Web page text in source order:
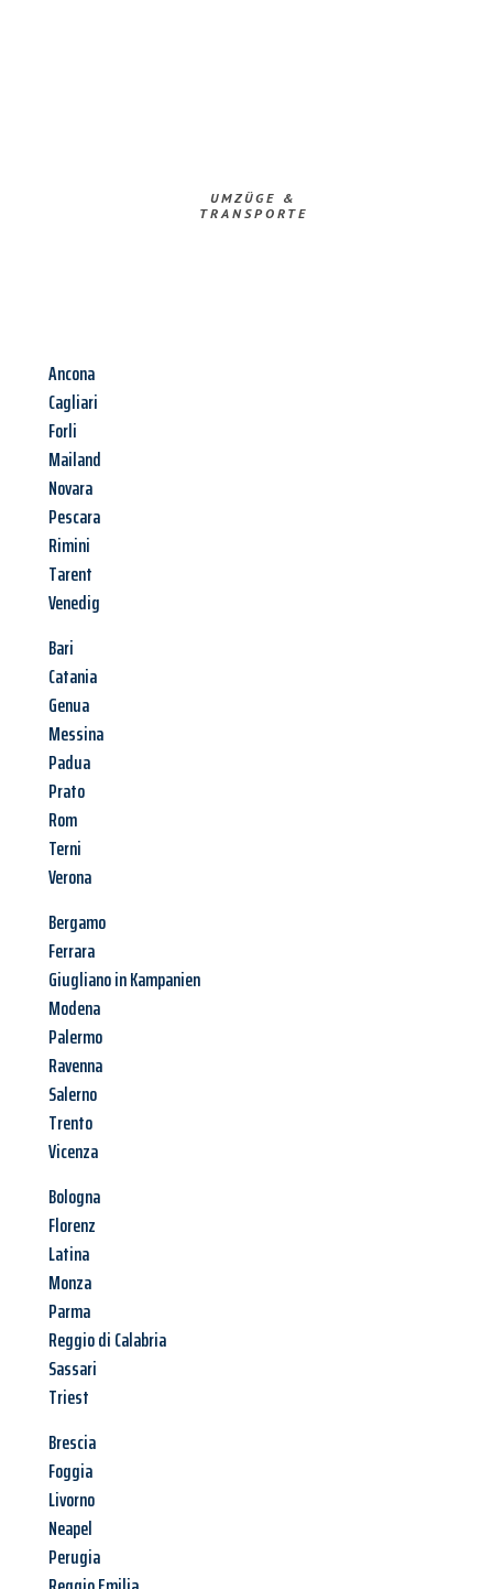
UMZÜGE &
TRANSPORTE
Ancona
Cagliari
Forli
Mailand
Novara
Pescara
Rimini
Tarent
Venedig
Bari
Catania
Genua
Messina
Padua
Prato
Rom
Terni
Verona
Bergamo
Ferrara
Giugliano in Kampanien
Modena
Palermo
Ravenna
Salerno
Trento
Vicenza
Bologna
Florenz
Latina
Monza
Parma
Reggio di Calabria
Sassari
Triest
Brescia
Foggia
Livorno
Neapel
Perugia